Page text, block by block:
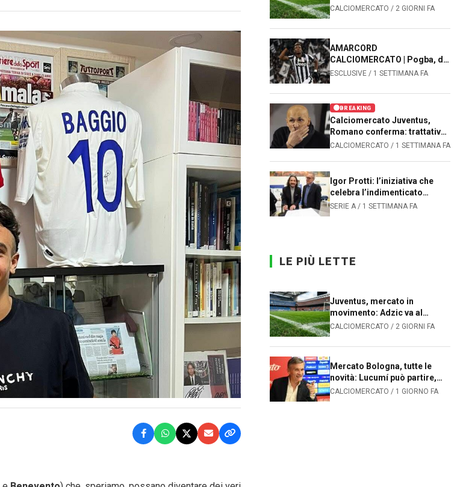
Sassuolo, João Mário alla
mosse dei bianconeri
CALCIOMERCATO / 2 GIORNI FA
AMARCORD
CALCIOMERCATO | Pogba, da
zero a 105 milioni: il
mercato mondiale
ESCLUSIVE / 1 SETTIMANA FA
BREAKING
Calciomercato Juventus,
Romano conferma: trattativa
avanzata per Kolo Muani
CALCIOMERCATO / 1 SETTIMANA FA
Igor Protti: l’iniziativa che
celebra l’indimenticato
bomber
SERIE A / 1 SETTIMANA FA
LE PIÙ LETTE
Juventus, mercato in
movimento: Adzic va al
Sassuolo, João Mário alla
mosse dei bianconeri
CALCIOMERCATO / 2 GIORNI FA
Mercato Bologna, tutte le
novità: Lucumí può partire,
Sartori cerca un difensore
CALCIOMERCATO / 1 GIORNO FA